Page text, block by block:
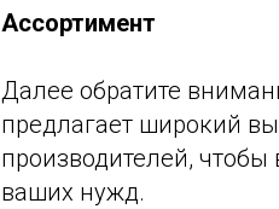
Ассортимент
Далее обратите
предлагает широкий
производителей,
ваших нужд.